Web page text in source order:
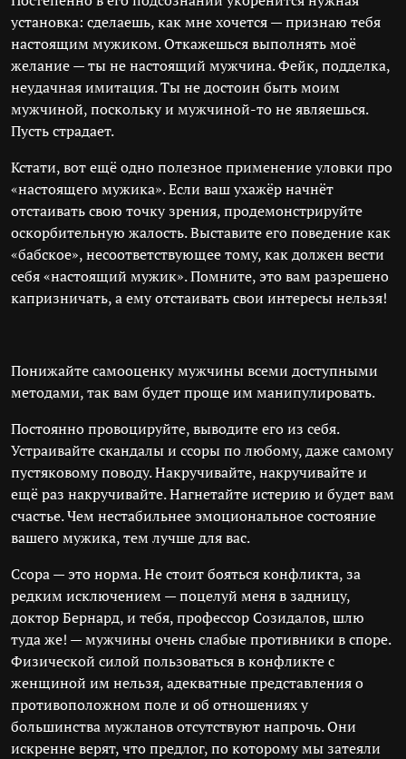
установка: сделаешь, как мне хочется — признаю тебя
настоящим мужиком. Откажешься выполнять моё
желание — ты не настоящий мужчина. Фейк, подделка,
неудачная имитация. Ты не достоин быть моим
мужчиной, поскольку и мужчиной-то не являешься.
Пусть страдает.
Кстати, вот ещё одно полезное применение уловки про
«настоящего мужика». Если ваш ухажёр начнёт
отстаивать свою точку зрения, продемонстрируйте
оскорбительную жалость. Выставите его поведение как
«бабское», несоответствующее тому, как должен вести
себя «настоящий мужик». Помните, это вам разрешено
капризничать, а ему отстаивать свои интересы нельзя!
Понижайте самооценку мужчины всеми доступными
методами, так вам будет проще им манипулировать.
Постоянно провоцируйте, выводите его из себя.
Устраивайте скандалы и ссоры по любому, даже самому
пустяковому поводу. Накручивайте, накручивайте и
ещё раз накручивайте. Нагнетайте истерию и будет вам
счастье. Чем нестабильнее эмоциональное состояние
вашего мужика, тем лучше для вас.
Ссора — это норма. Не стоит бояться конфликта, за
редким исключением — поцелуй меня в задницу,
доктор Бернард, и тебя, профессор Созидалов, шлю
туда же! — мужчины очень слабые противники в споре.
Физической силой пользоваться в конфликте с
женщиной им нельзя, адекватные представления о
противоположном поле и об отношениях у
большинства мужланов отсутствуют напрочь. Они
искренне верят, что предлог, по которому мы затеяли